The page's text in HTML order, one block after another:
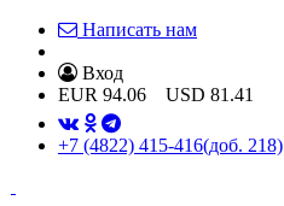
Написать нам
Вход
EUR 94.06 USD 81.41
+7 (4822) 415-416(доб. 218)